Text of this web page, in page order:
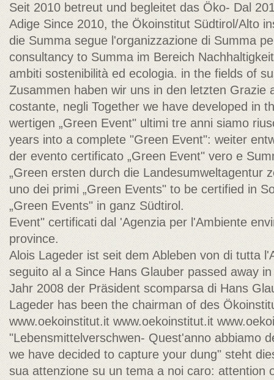
Seit 2010 betreut und begleitet das Öko- Dal
Adige Since 2010, the Ökoinstitut Südtirol/Alto
die Summa segue l'organizzazione di Summa
consultancy to Summa im Bereich
ambiti sostenibilità ed ecologia. in the fields of
Zusammen haben wir uns in den letzten Grazie
costante, negli Together we have developed in
wertigen „Green Event" ultimi tre anni siamo
years into a complete "Green Event": weiter
der evento certificato „Green Event" vero e
„Green ersten durch die Landesumweltagentur
uno dei primi „Green Events" to be certified in
„Green Events" in ganz Südtirol.
Event" certificati dal 'Agenzia per l'Ambiente
province.
Alois Lageder ist seit dem Ableben von di tutta
seguito al a Since Hans Glauber passed away
Jahr 2008 der Präsident scomparsa di Hans
Lageder has been the chairman of des
www.oekoinstitut.it www.oekoinstitut.it
"Lebensmittelverschwen- Quest'anno abbiamo
we have decided to capture your dung" steht
sua attenzione su un tema a noi caro: attention